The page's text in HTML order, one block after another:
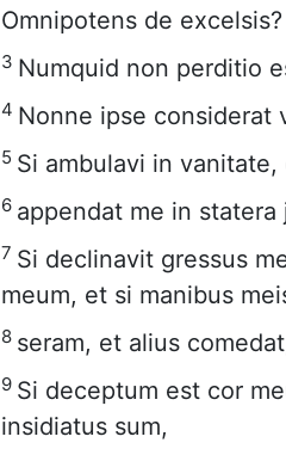
Omnipotens de excelsis?
3 Numquid non perditio
4 Nonne ipse considerat
5 Si ambulavi in
6 appendat me in
7 Si declinavit gressus
meum, et si manibus
8 seram, et alius
9 Si deceptum est cor
insidiatus sum,